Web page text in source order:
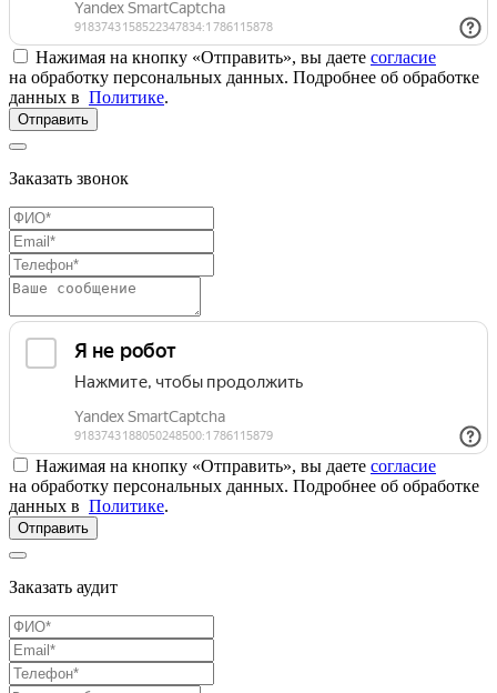
Нажимая на кнопку «Отправить», вы даете согласие
на обработку персональных данных. Подробнее об обработке
данных в Политике.
Отправить
Заказать звонок
Нажимая на кнопку «Отправить», вы даете согласие
на обработку персональных данных. Подробнее об обработке
данных в Политике.
Отправить
Заказать аудит